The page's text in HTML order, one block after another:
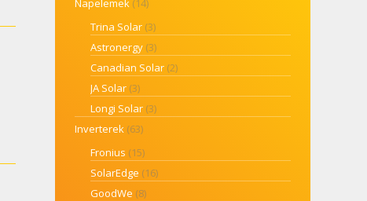
Napelemek (14)
Trina Solar (3)
Astronergy (3)
Canadian Solar (2)
JA Solar (3)
Longi Solar (3)
Inverterek (63)
Fronius (15)
SolarEdge (16)
GoodWe (8)